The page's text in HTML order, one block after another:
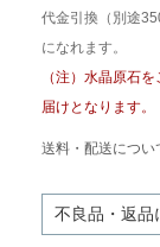
代金引換（別途
になれます。
（注）水晶原石
届けとなります。
送料・配送につい
不良品・返品